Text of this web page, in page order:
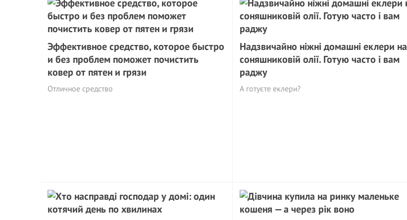
Эффективное средство, которое быстро
и без проблем поможет почистить
ковер от пятен и грязи
Отличное средство
Надзвичайно ніжні домашні еклери на
соняшниковій олії. Готую часто і вам
раджу
А готуєте еклери?